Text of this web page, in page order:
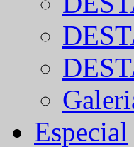
Especial